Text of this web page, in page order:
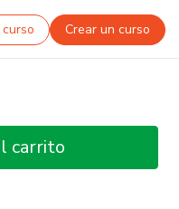
Crear un curso
carrito